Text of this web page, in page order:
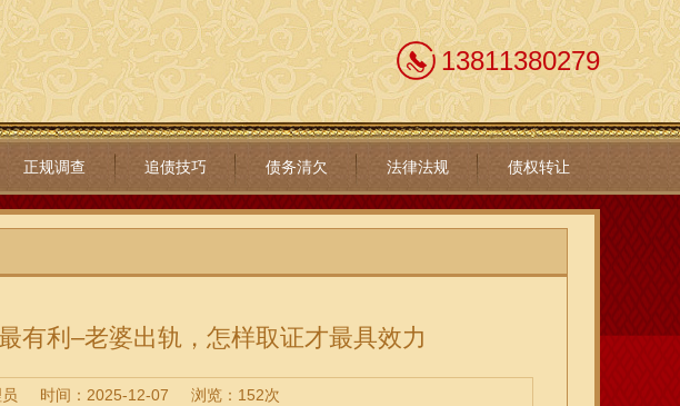
13811380279
正规调查 追债技巧 债务清欠 法律法规 债权转让
有利–老婆出轨，怎样取证才最具效力
时间：2025-12-07 浏览：152次